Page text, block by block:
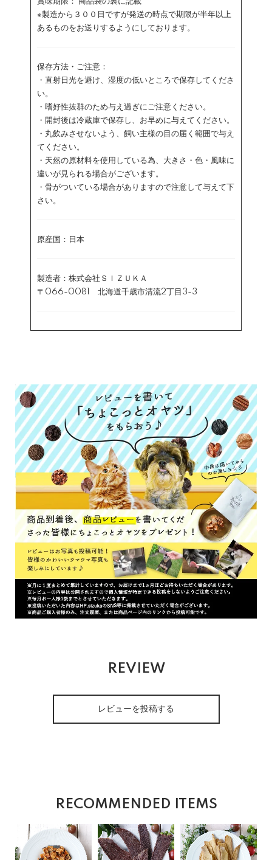
※製造から３００日ですが発送の時点で期限が半年以上
あるものをお送りするようにしております。
保存方法・ご注意：
・直射日光を避け、湿度の低いところで保存してくださ
い。
・嗜好性抜群のため与え過ぎにご注意ください。
・開封後は冷蔵庫で保存し、お早めに与えてください。
・丸飲みさせないよう、飼い主様の目の届く範囲で与え
てください。
・天然の原材料を使用している為、大きさ・色・風味に
違いが見られる場合がございます。
・骨がついている場合がありますので注意して与えて下
さい。
原産国：日本
製造者：株式会社ＳＩＺＵＫＡ
〒066-0081 北海道千歳市清流2丁目3-3
REVIEW
レビューを投稿する
RECOMMENDED ITEMS